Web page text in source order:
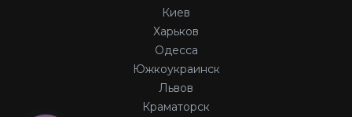
Киев
Харьков
Одесса
Южкоукраинск
Львов
Краматорск